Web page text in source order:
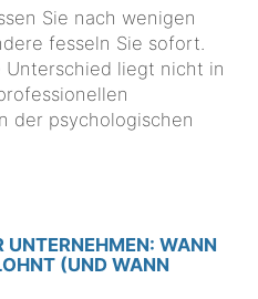
Sie nach wenigen
fesseln Sie sofort.
liegt nicht in
der psychologischen
WANN
(UND WANN